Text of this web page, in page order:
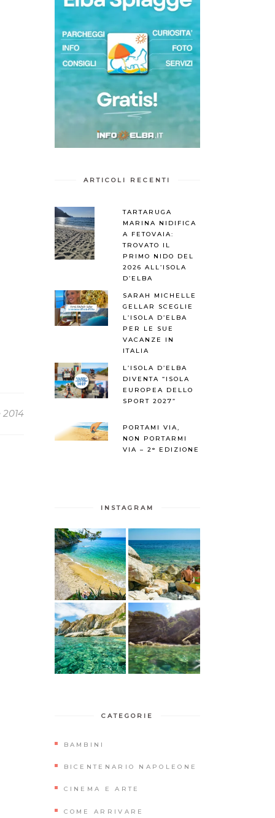
ARTICOLI RECENTI
TARTARUGA
MARINA NIDIFICA
A FETOVAIA:
TROVATO IL
PRIMO NIDO DEL
2026 ALL’ISOLA
D’ELBA
SARAH MICHELLE
GELLAR SCEGLIE
L’ISOLA D’ELBA
PER LE SUE
VACANZE IN
ITALIA
L’ISOLA D’ELBA
DIVENTA “ISOLA
EUROPEA DELLO
SPORT 2027”
PORTAMI VIA,
NON PORTARMI
VIA – 2° EDIZIONE
INSTAGRAM
CATEGORIE
BAMBINI
BICENTENARIO NAPOLEONE
CINEMA E ARTE
COME ARRIVARE